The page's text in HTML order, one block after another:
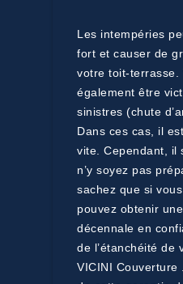
Les intempéries
fort et causer de
votre toit-terrasse.
également être
sinistres (chute
Dans ces cas, il
vite. Cependant, il
n’y soyez pas
sachez que si
pouvez obtenir
décennale en
de l’étanchéité de
VICINI Couverture